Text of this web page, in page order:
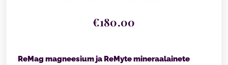
€180.00
ReMag magneesium ja ReMyte mineraalainete